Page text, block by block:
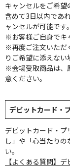
キャンセルをご希
含めて3日以内であ
ャンセルが可能です。
※お客様ご自身でキ
※再度ご注文いただ
りご希望に添えない
※会場受取商品は、
意ください。
デビットカード・
デビットカード・
し」や「心当たり
い。
【よくある質問】